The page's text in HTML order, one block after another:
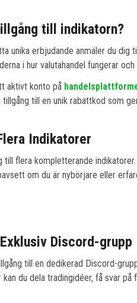
till indikatorn?
unika erbjudande anmäler du dig
i hur valutahandel fungerar
aktivt konto på
till en unik rabattkod som
Indikatorer
till flera kompletterande
om du är nybörjare eller
Discord-grupp
till en dedikerad Discord-
du dela tradingidéer, få svar